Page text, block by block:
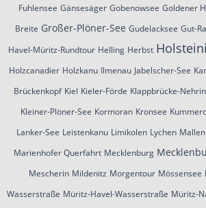
Fuhlensee Gänsesäger Gobenowsee Goldener
Breite Großer-Plöner-See Gudelacksee Gut-
Havel-Müritz-Rundtour Helling Herbst
Holzcanadier Holzkanu Ilmenau Jabelscher-See
Brückenkopf Kiel Kieler-Förde Klappbrücke-
Kleiner-Plöner-See Kormoran Kronsee
Lanker-See Leistenkanu Limikolen Lychen Mallen
Marienhofer Querfahrt Mecklenburg
Mescherin Mildenitz Morgentour Mössensee
Wasserstraße Müritz-Havel-Wasserstraße Müritz-